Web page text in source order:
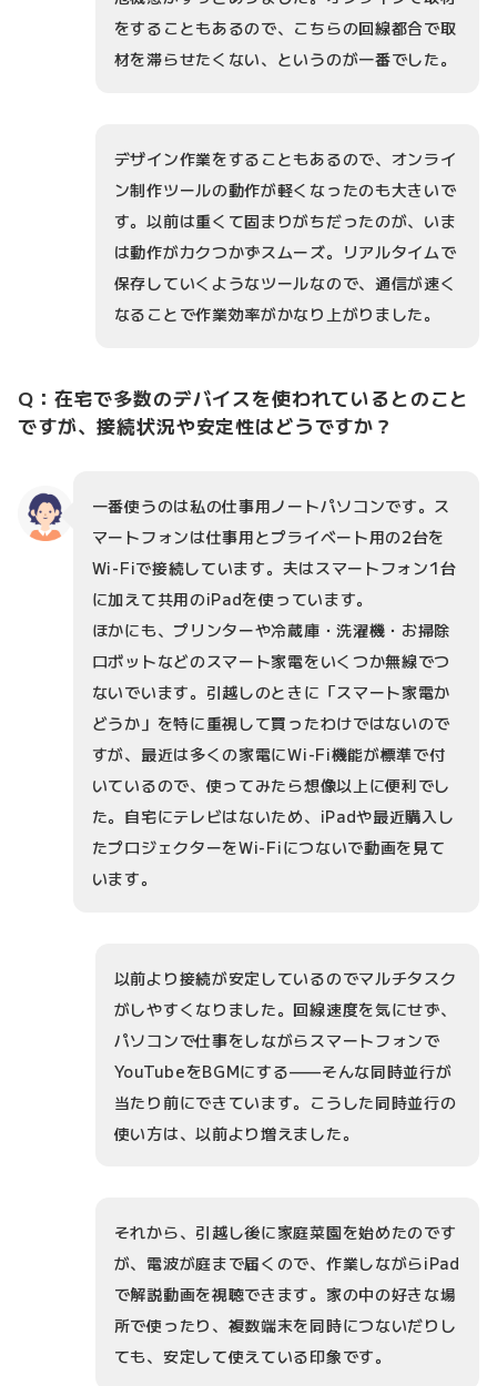
をすることもあるので、こちらの回線都合で取
材を滞らせたくない、というのが一番でした。
デザイン作業をすることもあるので、オンライ
ン制作ツールの動作が軽くなったのも大きいで
す。以前は重くて固まりがちだったのが、いま
は動作がカクつかずスムーズ。リアルタイムで
保存していくようなツールなので、通信が速く
なることで作業効率がかなり上がりました。
Q：在宅で多数のデバイスを使われているとのこと
ですが、接続状況や安定性はどうですか？
一番使うのは私の仕事用ノートパソコンです。ス
マートフォンは仕事用とプライベート用の2台を
Wi-Fiで接続しています。夫はスマートフォン1台
に加えて共用のiPadを使っています。
ほかにも、プリンターや冷蔵庫・洗濯機・お掃除
ロボットなどのスマート家電をいくつか無線でつ
ないでいます。引越しのときに「スマート家電か
どうか」を特に重視して買ったわけではないので
すが、最近は多くの家電にWi-Fi機能が標準で付
いているので、使ってみたら想像以上に便利でし
た。自宅にテレビはないため、iPadや最近購入し
たプロジェクターをWi-Fiにつないで動画を見て
います。
以前より接続が安定しているのでマルチタスク
がしやすくなりました。回線速度を気にせず、
パソコンで仕事をしながらスマートフォンで
YouTubeをBGMにする——そんな同時並行が
当たり前にできています。こうした同時並行の
使い方は、以前より増えました。
それから、引越し後に家庭菜園を始めたのです
が、電波が庭まで届くので、作業しながらiPad
で解説動画を視聴できます。家の中の好きな場
所で使ったり、複数端末を同時につないだりし
ても、安定して使えている印象です。